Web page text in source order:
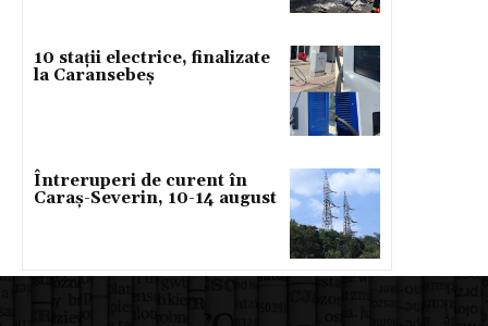
10 stații electrice, finalizate
la Caransebeș
Întreruperi de curent în
Caraș-Severin, 10-14 august